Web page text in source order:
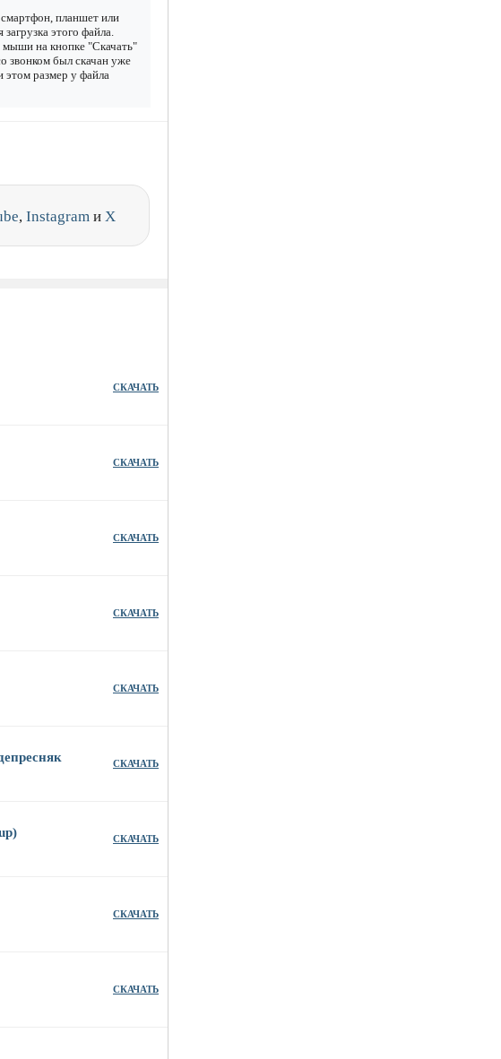
планшет или
этого файла.
мыши на кнопке "Скачать"
звонком был скачан уже
этом размер у файла
, Instagram и X
СКАЧАТЬ
СКАЧАТЬ
СКАЧАТЬ
СКАЧАТЬ
СКАЧАТЬ
СКАЧАТЬ
СКАЧАТЬ
СКАЧАТЬ
СКАЧАТЬ